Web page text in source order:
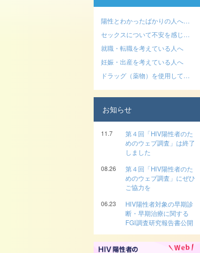
陽性とわかったばかりの人へ…
セックスについて不安を感じ…
就職・転職を考えている人へ
妊娠・出産を考えている人へ
ドラッグ（薬物）を使用して…
お知らせ
11.7
第４回「HIV陽性者のた
めのウェブ調査」は終了
しました
08.26
第４回「HIV陽性者のた
めのウェブ調査」にぜひ
ご協力を
06.23
HIV陽性者対象の早期診
断・早期治療に関する
FGI調査研究報告書公開